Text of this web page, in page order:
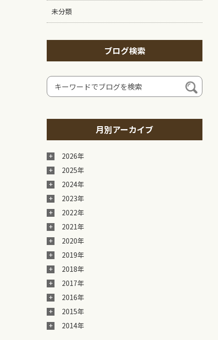
未分類
ブログ検索
月別アーカイブ
2026年
2025年
2024年
2023年
2022年
2021年
2020年
2019年
2018年
2017年
2016年
2015年
2014年